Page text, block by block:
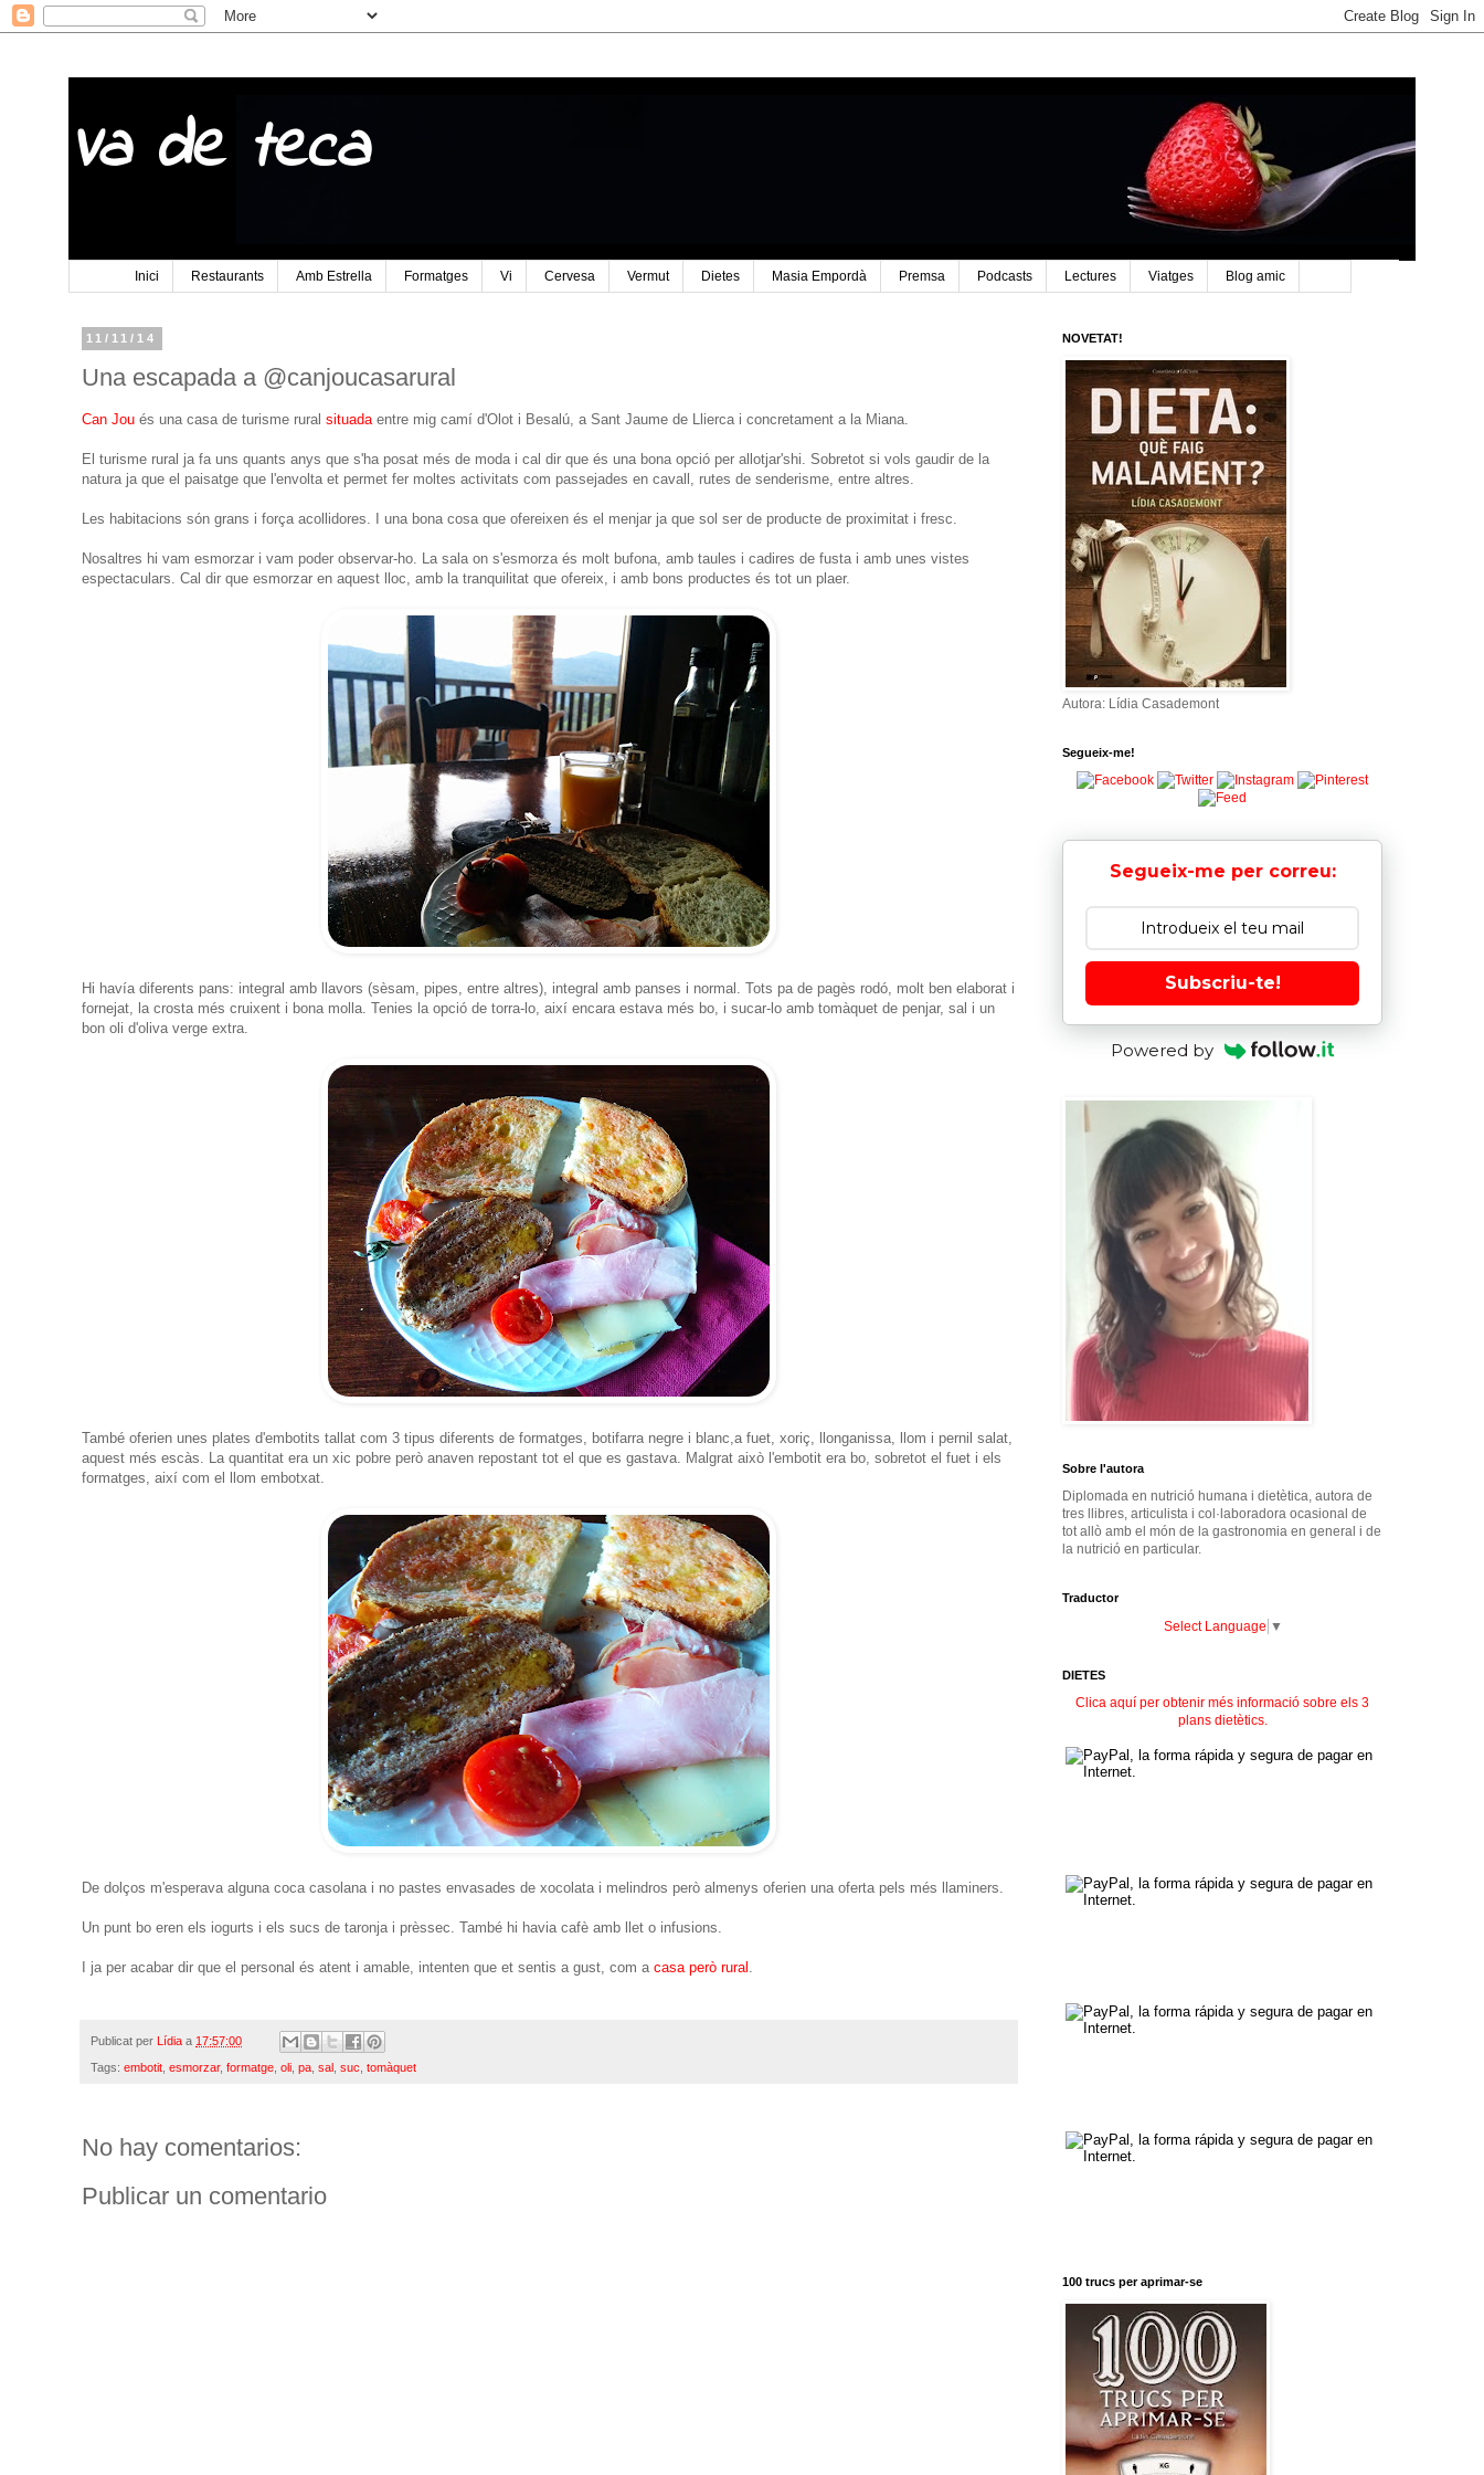
Va de teca
Inici Restaurants Amb Estrella Formatges Vi Cervesa Vermut Dietes Masia Empordà Premsa Podcasts Lectures Viatges Blog amic
11/11/14
Una escapada a @canjoucasarural
Can Jou és una casa de turisme rural situadaentre mig camí d'Olot i Besalú, a Sant Jaume de Llierca i concretament a la Miana.
El turisme rural ja fa uns quants anys que s'ha posat més de moda i cal dir que és una bona opció per allotjar'shi. Sobretot si vols gaudir de la
natura ja que el paisatge que l'envolta et permet fer moltes activitats com passejades en cavall, rutes de senderisme, entre altres.
Les habitacions són grans i força acollidores. I una bona cosa que ofereixen és el menjar ja que sol ser de producte de proximitat i fresc.
Nosaltres hi vam esmorzar i vam poder observar-ho. La sala on s'esmorza és molt bufona, amb taules i cadires de fusta i amb unes vistes
espectaculars. Cal dir que esmorzar en aquest lloc, amb la tranquilitat que ofereix, i amb bons productes és tot un plaer.
Hi havía diferents pans: integral amb llavors (sèsam, pipes, entre altres), integral amb panses i normal. Tots pa de pagès rodó, molt ben elaborat i
fornejat, la crosta més cruixent i bona molla. Tenies la opció de torra-lo, així encara estava més bo, i sucar-lo amb tomàquet de penjar, sal i un
bon oli d'oliva verge extra.
També oferien unes plates d'embotits tallat com 3 tipus diferents de formatges, botifarra negre i blanc,a fuet, xoriç, llonganissa, llom i pernil salat,
aquest més escàs. La quantitat era un xic pobre però anaven repostant tot el que es gastava. Malgrat això l'embotit era bo, sobretot el fuet i els
formatges, així com el llom embotxat.
De dolços m'esperava alguna coca casolana i no pastes envasades de xocolata i melindros però almenys oferien una oferta pels més llaminers.
Un punt bo eren els iogurts i els sucs de taronja i prèssec. També hi havia cafè amb llet o infusions.
I ja per acabar dir que el personal és atent i amable, intenten que et sentis a gust, com a casa però rural .
Publicat per Lídia a 17:57:00
Tags: embotit, esmorzar, formatge, oli, pa, sal , suc, tomàquet
No hay comentarios:
Publicar un comentario
NOVETAT!
Autora: Lídia Casademont
Segueix-me!
Segueix-me per correu:
Subscriu-te!
Powered by
Sobre l'autora
Diplomada en nutrició humana i dietètica, autora de
tres llibres, articulista i col·laboradora ocasional de
tot allò amb el món de la gastronomia en general i de
la nutrició en particular.
Traductor
Select Language ▼
DIETES
Clica aquí per obtenir més informació sobre els 3
plans dietètics.
100 trucs per aprimar-se